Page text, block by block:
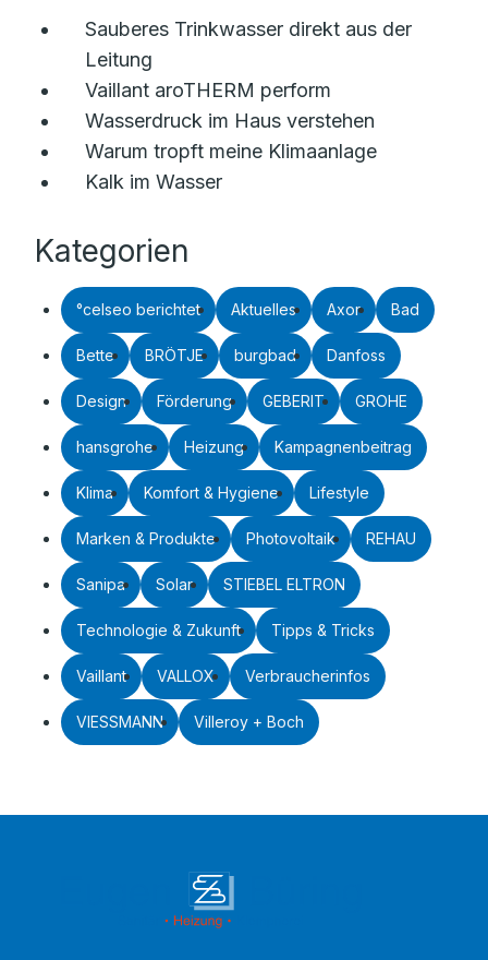
Sauberes Trinkwasser direkt aus der
Leitung
Vaillant aroTHERM perform
Wasserdruck im Haus verstehen
Warum tropft meine Klimaanlage
Kalk im Wasser
Kategorien
°celseo berichtet Aktuelles Axor Bad
Bette BRÖTJE burgbad Danfoss
Design Förderung GEBERIT GROHE
hansgrohe Heizung Kampagnenbeitrag
Klima Komfort & Hygiene Lifestyle
Marken & Produkte Photovoltaik REHAU
Sanipa Solar STIEBEL ELTRON
Technologie & Zukunft Tipps & Tricks
Vaillant VALLOX Verbraucherinfos
VIESSMANN Villeroy + Boch